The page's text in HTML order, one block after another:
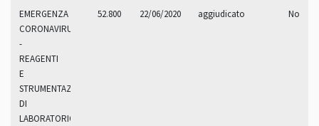
EMERGENZA
CORONAVIRUS
-
REAGENTI
E
STRUMENTAZIONI
DI
LABORATORIO
52.800 22/06/2020 aggiudicato No